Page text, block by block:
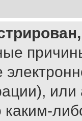
каким-